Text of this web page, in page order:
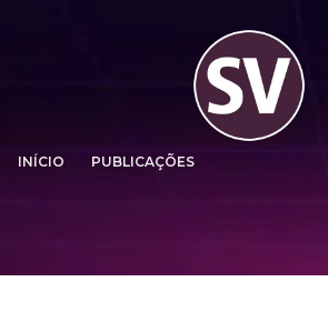
INÍCIO PUBLICAÇÕES